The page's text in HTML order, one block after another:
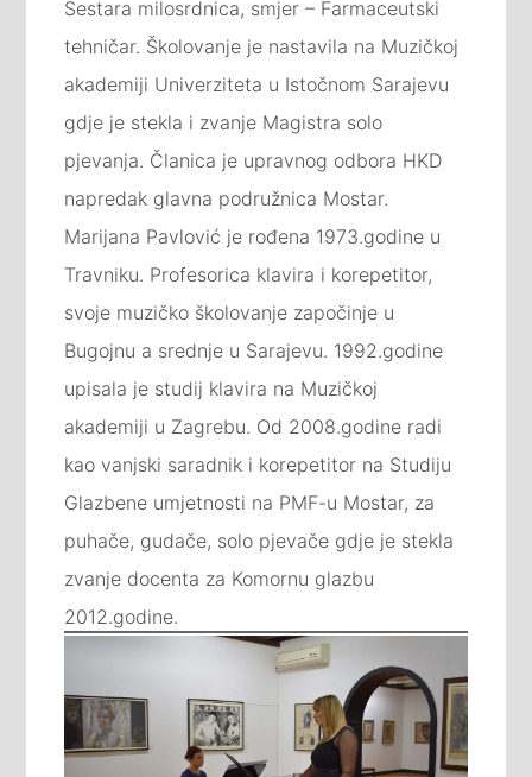
Sestara milosrdnica, smjer – Farmaceutski
tehničar. Školovanje je nastavila na Muzičkoj
akademiji Univerziteta u Istočnom Sarajevu
gdje je stekla i zvanje Magistra solo
pjevanja. Članica je upravnog odbora HKD
napredak glavna podružnica Mostar.
Marijana Pavlović je rođena 1973.godine u
Travniku. Profesorica klavira i korepetitor,
svoje muzičko školovanje započinje u
Bugojnu a srednje u Sarajevu. 1992.godine
upisala je studij klavira na Muzičkoj
akademiji u Zagrebu. Od 2008.godine radi
kao vanjski saradnik i korepetitor na Studiju
Glazbene umjetnosti na PMF-u Mostar, za
puhače, gudače, solo pjevače gdje je stekla
zvanje docenta za Komornu glazbu
2012.godine.